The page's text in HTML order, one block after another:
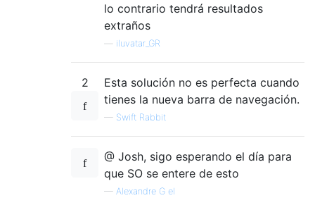
lo contrario tendrá resultados
extraños
iluvatar_GR
2
Esta solución no es perfecta cuando
tienes la nueva barra de navegación.
— Swift Rabbit
@ Josh, sigo esperando el día para
que SO se entere de esto
— Alexandre G el